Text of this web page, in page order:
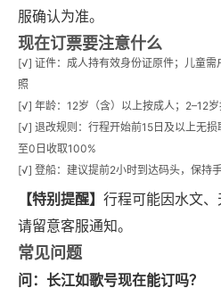
服确认为准。
现在订票要注意什么
[√] 证件：成人持有效身份证原件；儿童
照
[√] 年龄：12岁（含）以上按成人；2–12
[√] 退改规则：行程开始前15日及以上无
至0日收取100%
[√] 登船：建议提前2小时到达码头，保持
【特别提醒】 行程可能因水文、
请留意客服通知。
常见问题
问：长江如歌号现在能订吗？